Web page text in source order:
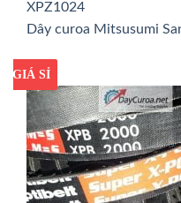
Dây curoa Mitsusumi
GIÁ TỐT
GIÁ SỈ